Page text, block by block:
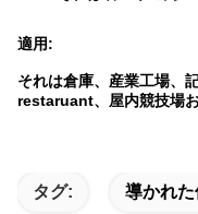
適用:
それは倉庫、産業工場、
restaruant、屋内競技場
タグ: 導かれた